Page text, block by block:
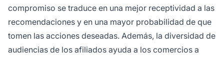
compromiso se traduce en una mejor receptividad a las
recomendaciones y en una mayor probabilidad de que
tomen las acciones deseadas. Además, la diversidad de
audiencias de los afiliados ayuda a los comercios a